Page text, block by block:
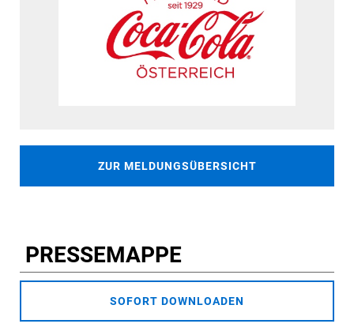
ZUR MELDUNGSÜBERSICHT
PRESSEMAPPE
SOFORT DOWNLOADEN